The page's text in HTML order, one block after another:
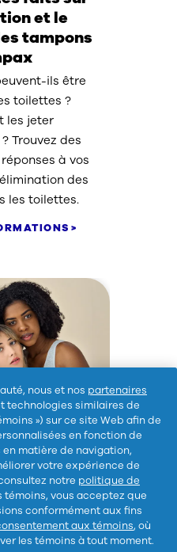
et le
tampons
ils être
toilettes ?
les jeter
Trouvez des
à vos
des
les toilettes.
un trésor de
et
questions les
Notre mission
tabous qui
règles.
nous et nos partenaires
technologies similaires de
») sur ce site Web afin de
en fonction de
matière de navigation,
votre expérience de
notre politique de
témoins, vous acceptez que
conformément aux fins
aux témoins, où
les témoins à tout moment.